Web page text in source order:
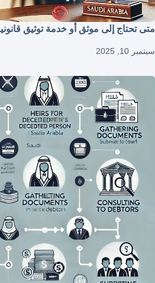
متى تحتاج إلى موثق أو خدمة توثيق
سبتمبر 10, 2025